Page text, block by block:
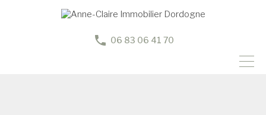
06 83 06 41 70